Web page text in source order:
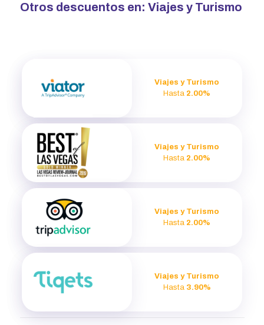
Otros descuentos en: Viajes y Turismo
Viajes y Turismo
Hasta 2.00%
Viajes y Turismo
Hasta 2.00%
Viajes y Turismo
Hasta 2.00%
Viajes y Turismo
Hasta 3.90%